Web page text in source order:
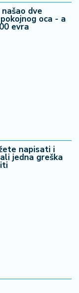
dve
oca - a
evra
napisati i
jedna greška